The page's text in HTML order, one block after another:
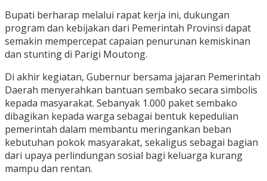
Bupati berharap melalui rapat kerja ini, dukungan
program dan kebijakan dari Pemerintah Provinsi dapat
semakin mempercepat capaian penurunan kemiskinan
dan stunting di Parigi Moutong.
Di akhir kegiatan, Gubernur bersama jajaran Pemerintah
Daerah menyerahkan bantuan sembako secara simbolis
kepada masyarakat. Sebanyak 1.000 paket sembako
dibagikan kepada warga sebagai bentuk kepedulian
pemerintah dalam membantu meringankan beban
kebutuhan pokok masyarakat, sekaligus sebagai bagian
dari upaya perlindungan sosial bagi keluarga kurang
mampu dan rentan.